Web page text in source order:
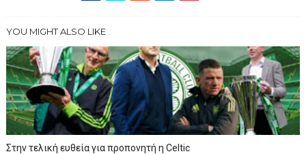
YOU MIGHT ALSO LIKE
Στην τελική ευθεία για προπονητή η Celtic